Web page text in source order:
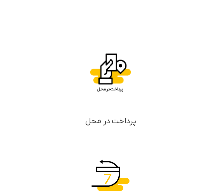
پرداخت در محل